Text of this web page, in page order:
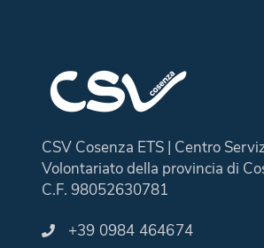
CSV Cosenza ETS | Centro
Volontariato della provincia di
C.F. 98052630781
+39 0984 464674